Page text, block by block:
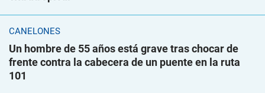
CANELONES
Un hombre de 55 años está grave tras chocar de
frente contra la cabecera de un puente en la ruta
101